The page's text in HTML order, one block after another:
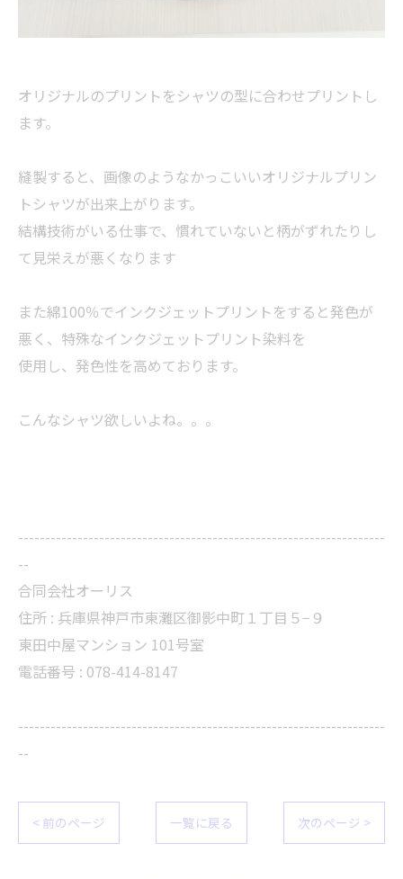
オリジナルのプリントをシャツの型に合わせプリントし
ます。
縫製すると、画像のようなかっこいいオリジナルプリン
トシャツが出来上がります。
結構技術がいる仕事で、慣れていないと柄がずれたりし
て見栄えが悪くなります
また綿100％でインクジェットプリントをすると発色が
悪く、特殊なインクジェットプリント染料を
使用し、発色性を高めております。
こんなシャツ欲しいよね。。。
--------------------------------------------------------------------
--
合同会社オーリス
住所 : 兵庫県神戸市東灘区御影中町１丁目５−９
東田中屋マンション 101号室
電話番号 : 078-414-8147
--------------------------------------------------------------------
--
< 前のページ 一覧に戻る 次のページ >